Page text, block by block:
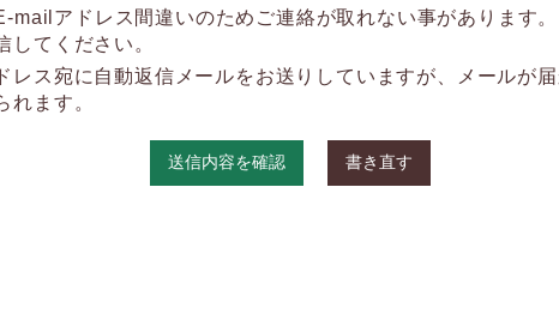
mailアドレス間違いのためご連絡が取れない事があります。
してください。
レス宛に自動返信メールをお送りしていますが、メールが
れます。